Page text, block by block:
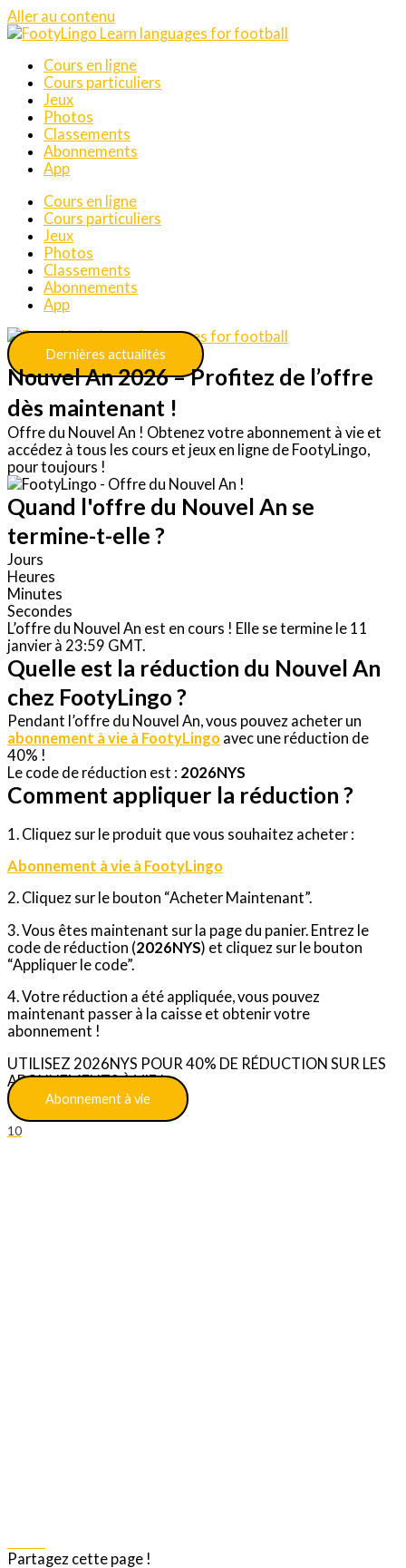
Aller au contenu
Cours en ligne
Cours particuliers
Jeux
Photos
Classements
Abonnements
App
Cours en ligne
Cours particuliers
Jeux
Photos
Classements
Abonnements
App
Dernières actualités
Nouvel An 2026 – Profitez de l’offre
dès maintenant !
Offre du Nouvel An ! Obtenez votre abonnement à vie et
accédez à tous les cours et jeux en ligne de FootyLingo,
pour toujours !
Quand l'offre du Nouvel An se
termine-t-elle ?
Jours
Heures
Minutes
Secondes
L’offre du Nouvel An est en cours ! Elle se termine le 11
janvier à 23:59 GMT.
Quelle est la réduction du Nouvel An
chez FootyLingo ?
Pendant l’offre du Nouvel An, vous pouvez acheter un
abonnement à vie à FootyLingo avec une réduction de
40% !
Le code de réduction est : 2026NYS
Comment appliquer la réduction ?
1. Cliquez sur le produit que vous souhaitez acheter :
Abonnement à vie à FootyLingo
2. Cliquez sur le bouton “Acheter Maintenant”.
3. Vous êtes maintenant sur la page du panier. Entrez le
code de réduction (2026NYS) et cliquez sur le bouton
“Appliquer le code”.
4. Votre réduction a été appliquée, vous pouvez
maintenant passer à la caisse et obtenir votre
abonnement !
UTILISEZ 2026NYS POUR 40% DE RÉDUCTION SUR LES
ABONNEMENTS À VIE !
Abonnement à vie
10
Partagez cette page !